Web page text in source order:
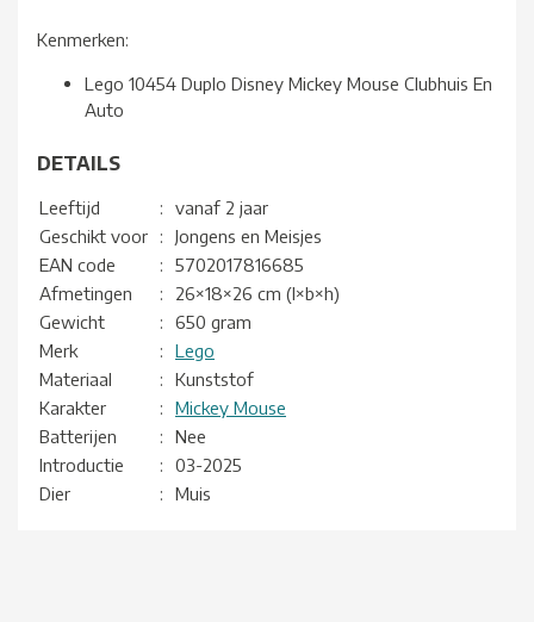
Kenmerken:
Lego 10454 Duplo Disney Mickey Mouse Clubhuis En
Auto
DETAILS
Leeftijd :
vanaf 2 jaar
Geschikt voor
:
Jongens en Meisjes
EAN code
:
5702017816685
Afmetingen
:
26×18×26 cm (l×b×h)
Gewicht
:
650 gram
Merk
:
Lego
Materiaal
:
Kunststof
Karakter
:
Mickey Mouse
Batterijen
:
Nee
Introductie
:
03-2025
Dier
: Muis